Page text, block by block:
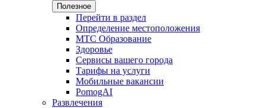
Полезное
Перейти в раздел
Определение местоположения
МТС Образование
Здоровье
Сервисы вашего города
Тарифы на услуги
Мобильные вакансии
PomogAI
Развлечения